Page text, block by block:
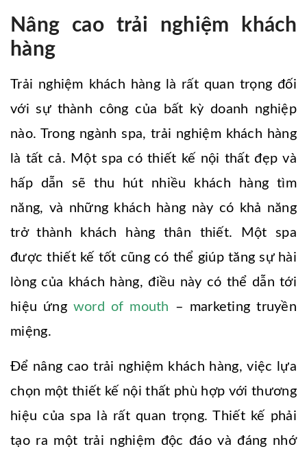
Nâng cao trải nghiệm khách
hàng
Trải nghiệm khách hàng là rất quan trọng đối
với sự thành công của bất kỳ doanh nghiệp
nào. Trong ngành spa, trải nghiệm khách hàng
là tất cả. Một spa có thiết kế nội thất đẹp và
hấp dẫn sẽ thu hút nhiều khách hàng tìm
năng, và những khách hàng này có khả năng
trở thành khách hàng thân thiết. Một spa
được thiết kế tốt cũng có thể giúp tăng sự hài
lòng của khách hàng, điều này có thể dẫn tới
hiệu ứng word of mouth – marketing truyền
miệng.
Để nâng cao trải nghiệm khách hàng, việc lựa
chọn một thiết kế nội thất phù hợp với thương
hiệu của spa là rất quan trọng. Thiết kế phải
tạo ra một trải nghiệm độc đáo và đáng nhớ